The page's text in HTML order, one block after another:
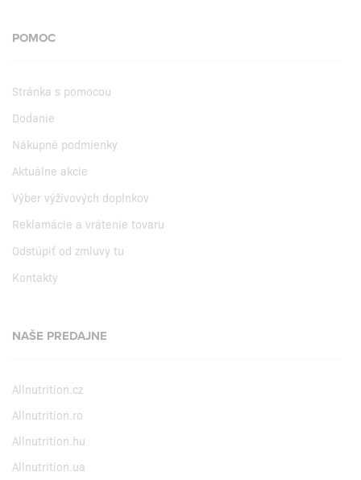
POMOC
Stránka s pomocou
Dodanie
Nákupné podmienky
Aktuálne akcie
Výber výživových doplnkov
Reklamácie a vrátenie tovaru
Odstúpiť od zmluvy tu
Kontakty
NAŠE PREDAJNE
Allnutrition.cz
Allnutrition.ro
Allnutrition.hu
Allnutrition.ua